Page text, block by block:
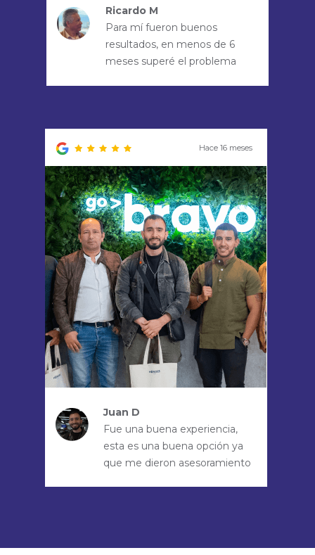
Hace 16 meses
Juan D
Fue una buena experiencia,
esta es una buena opción ya
que me dieron asesoramiento
Ricardo M
Para mí fueron buenos
resultados, en menos de 6
meses superé el problema